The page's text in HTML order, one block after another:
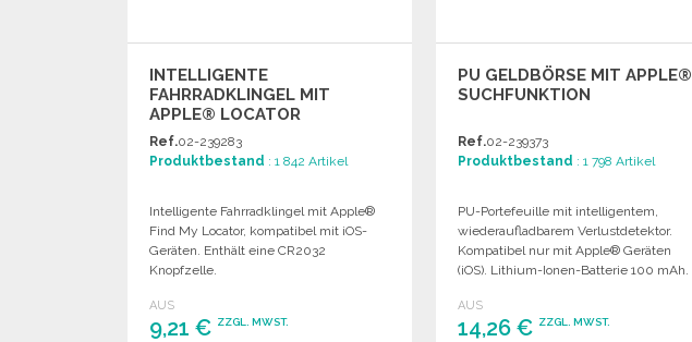
INTELLIGENTE
FAHRRADKLINGEL MIT
APPLE® LOCATOR
Ref.02-239283
Produktbestand : 1 842 Artikel
Intelligente Fahrradklingel mit Apple®
Find My Locator, kompatibel mit iOS-
Geräten. Enthält eine CR2032
Knopfzelle.
AUS
9,21 € ZZGL. MWST.
PU GELDBÖRSE MIT APPLE®
SUCHFUNKTION
Ref.02-239373
Produktbestand : 1 798 Artikel
PU-Portefeuille mit intelligentem,
wiederaufladbarem Verlustdetektor.
Kompatibel nur mit Apple® Geräten
(iOS). Lithium-Ionen-Batterie 100 mAh.
AUS
14,26 € ZZGL. MWST.